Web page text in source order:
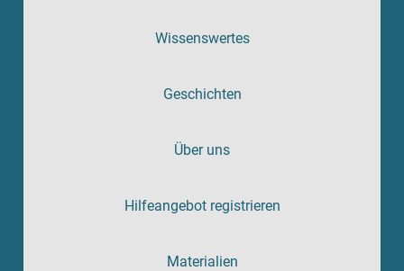
Wissenswertes
Geschichten
Über uns
Hilfeangebot registrieren
Materialien